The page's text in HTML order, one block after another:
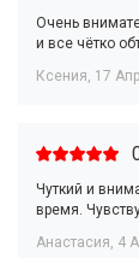
Очень
и все чётко
Ксения, 17
Чуткий и
время.
Анастасия, 4